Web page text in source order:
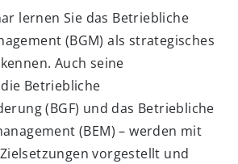
lernen Sie das Betriebliche
(BGM) als strategisches
Auch seine
Betriebliche
(BGF) und das Betriebliche
(BEM) – werden mit
vorgestellt und